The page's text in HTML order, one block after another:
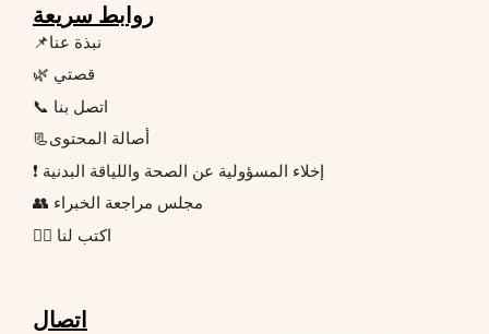
روابط سريعة
📌نبذة عنا
🌿 قصتي
📞 اتصل بنا
📃أصالة المحتوى
❗ إخلاء المسؤولية عن الصحة واللياقة البدنية
👥 مجلس مراجعة الخبراء
✍🏻 اكتب لنا
اتصال